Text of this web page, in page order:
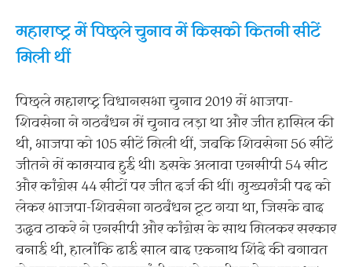
महाराष्ट्र में पिछले चुनाव में किसको कितनी सीटें
मिली थीं
पिछले महाराष्ट्र विधानसभा चुनाव 2019 में भाजपा-
शिवसेना ने गठबंधन में चुनाव लड़ा था और जीत हासिल की
थी, भाजपा को 105 सीटें मिली थीं, जबकि शिवसेना 56 सीटें
जीतने में कामयाब हुई थी। इसके अलावा एनसीपी 54 सीट
और कांग्रेस 44 सीटों पर जीत दर्ज की थीं। मुख्यमंत्री पद को
लेकर भाजपा-शिवसेना गठबंधन टूट गया था, जिसके बाद
उद्धव ठाकरे ने एनसीपी और कांग्रेस के साथ मिलकर सरकार
बनाई थी, हालांकि ढाई साल बाद एकनाथ शिंदे की बगावत